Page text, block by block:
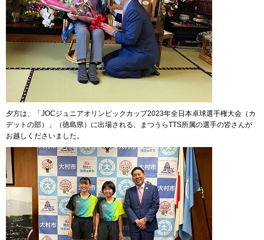
夕方は、「JOCジュニアオリンピックカップ2023年全日本卓球選手権大会（カ
デットの部）」（徳島県）に出場される、まつうらTTS所属の選手の皆さんが
お越しくださいました。